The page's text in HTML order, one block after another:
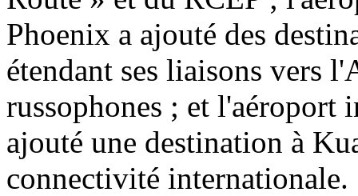
Phoenix a ajouté des
étendant ses liaisons vers
russophones ; et l'aéroport
ajouté une destination à
connectivité internationale.